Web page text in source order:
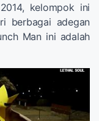
kelompok ini
berbagai adegan
Man ini adalah